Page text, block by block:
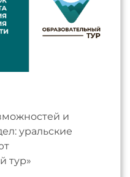
и
уральские
тур»